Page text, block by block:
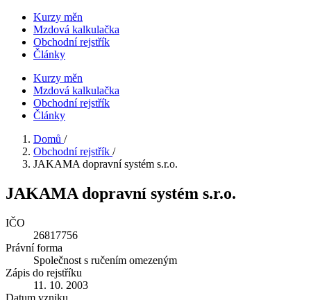
Kurzy měn
Mzdová kalkulačka
Obchodní rejstřík
Články
Kurzy měn
Mzdová kalkulačka
Obchodní rejstřík
Články
Domů /
Obchodní rejstřík /
JAKAMA dopravní systém s.r.o.
JAKAMA dopravní systém s.r.o.
IČO
26817756
Právní forma
Společnost s ručením omezeným
Zápis do rejstříku
11. 10. 2003
Datum vzniku